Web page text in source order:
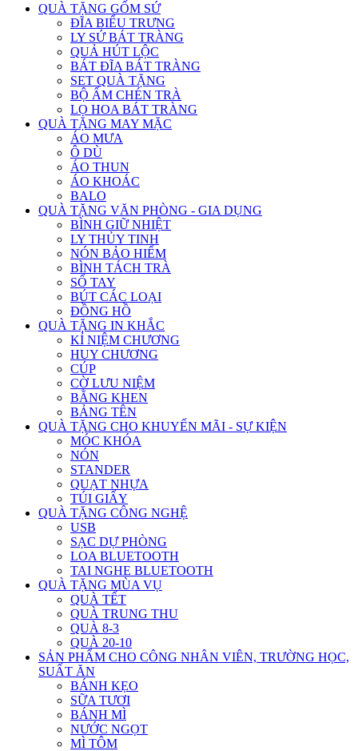
QUÀ TẶNG GỐM SỨ
ĐĨA BIỂU TRƯNG
LY SỨ BÁT TRÀNG
QUẢ HÚT LỘC
BÁT ĐĨA BÁT TRÀNG
SET QUÀ TẶNG
BỘ ẤM CHÉN TRÀ
LỌ HOA BÁT TRÀNG
QUÀ TẶNG MAY MẶC
ÁO MƯA
Ô DÙ
ÁO THUN
ÁO KHOÁC
BALO
QUÀ TẶNG VĂN PHÒNG - GIA DỤNG
BÌNH GIỮ NHIỆT
LY THỦY TINH
NÓN BẢO HIỂM
BÌNH TÁCH TRÀ
SỔ TAY
BÚT CÁC LOẠI
ĐỒNG HỒ
QUÀ TẶNG IN KHẮC
KỈ NIỆM CHƯƠNG
HUY CHƯƠNG
CÚP
CỜ LƯU NIỆM
BẰNG KHEN
BẢNG TÊN
QUÀ TẶNG CHO KHUYẾN MÃI - SỰ KIỆN
MÓC KHÓA
NÓN
STANDER
QUẠT NHỰA
TÚI GIẤY
QUÀ TẶNG CÔNG NGHỆ
USB
SẠC DỰ PHÒNG
LOA BLUETOOTH
TAI NGHE BLUETOOTH
QUÀ TẶNG MÙA VỤ
QUÀ TẾT
QUÀ TRUNG THU
QUÀ 8-3
QUÀ 20-10
SẢN PHẨM CHO CÔNG NHÂN VIÊN, TRƯỜNG HỌC,
SUẤT ĂN
BÁNH KẸO
SỮA TƯƠI
BÁNH MÌ
NƯỚC NGỌT
MÌ TÔM